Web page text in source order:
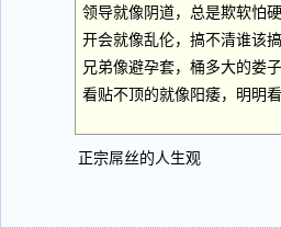
领导就像阴道，总是欺软怕硬
开会就像乱伦，搞不清谁该
兄弟像避孕套，桶多大的娄
看贴不顶的就像阳痿，明明
正宗屌丝的人生观